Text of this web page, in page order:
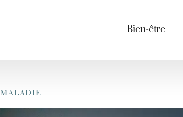
Bien-être
MALADIE